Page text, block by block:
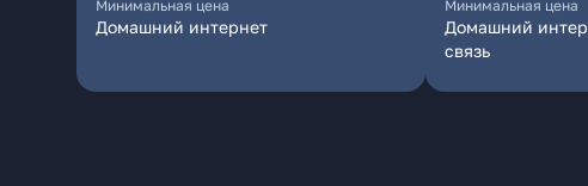
Минимальная цена
Домашний интернет
Минимальная цена
Домашний
связь